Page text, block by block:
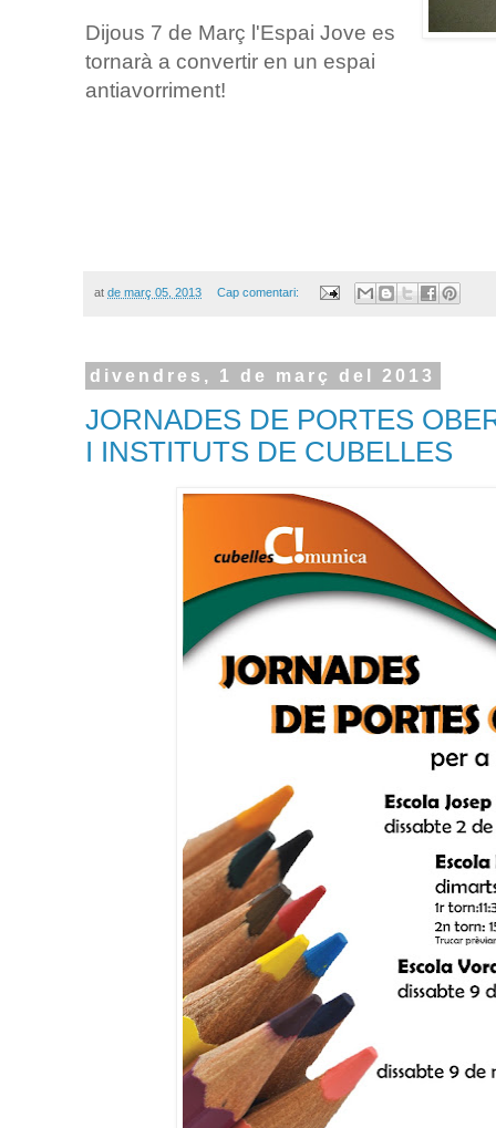
Dijous 7 de Març l'Espai Jove es
tornarà a convertir en un espai
antiavorriment!
at de març 05, 2013 Cap comentari:
divendres, 1 de març del 2013
JORNADES DE PORTES
I INSTITUTS DE CUBELLES